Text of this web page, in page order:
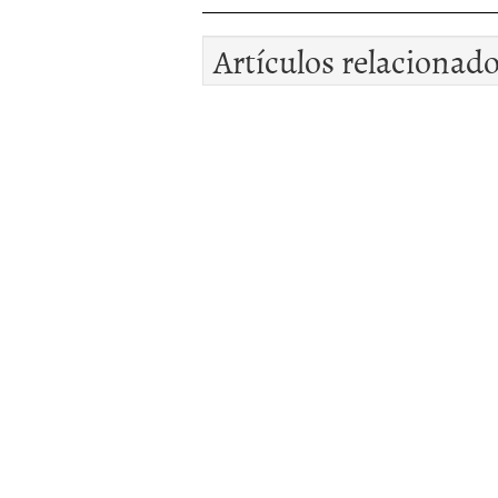
Artículos